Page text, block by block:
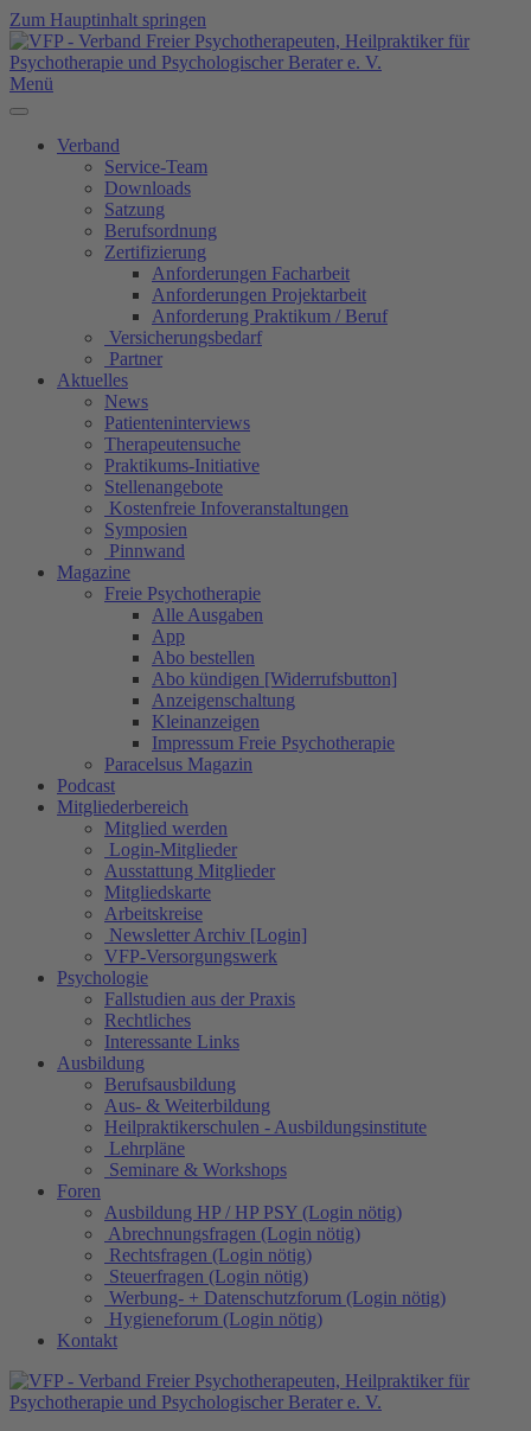
Zum Hauptinhalt springen
Menü
Verband
Service-Team
Downloads
Satzung
Berufsordnung
Zertifizierung
Anforderungen Facharbeit
Anforderungen Projektarbeit
Anforderung Praktikum / Beruf
Versicherungsbedarf
Partner
Aktuelles
News
Patienteninterviews
Therapeutensuche
Praktikums-Initiative
Stellenangebote
Kostenfreie Infoveranstaltungen
Symposien
Pinnwand
Magazine
Freie Psychotherapie
Alle Ausgaben
App
Abo bestellen
Abo kündigen [Widerrufsbutton]
Anzeigenschaltung
Kleinanzeigen
Impressum Freie Psychotherapie
Paracelsus Magazin
Podcast
Mitgliederbereich
Mitglied werden
Login-Mitglieder
Ausstattung Mitglieder
Mitgliedskarte
Arbeitskreise
Newsletter Archiv [Login]
VFP-Versorgungswerk
Psychologie
Fallstudien aus der Praxis
Rechtliches
Interessante Links
Ausbildung
Berufsausbildung
Aus- & Weiterbildung
Heilpraktikerschulen - Ausbildungsinstitute
Lehrpläne
Seminare & Workshops
Foren
Ausbildung HP / HP PSY (Login nötig)
Abrechnungsfragen (Login nötig)
Rechtsfragen (Login nötig)
Steuerfragen (Login nötig)
Werbung- + Datenschutzforum (Login nötig)
Hygieneforum (Login nötig)
Kontakt